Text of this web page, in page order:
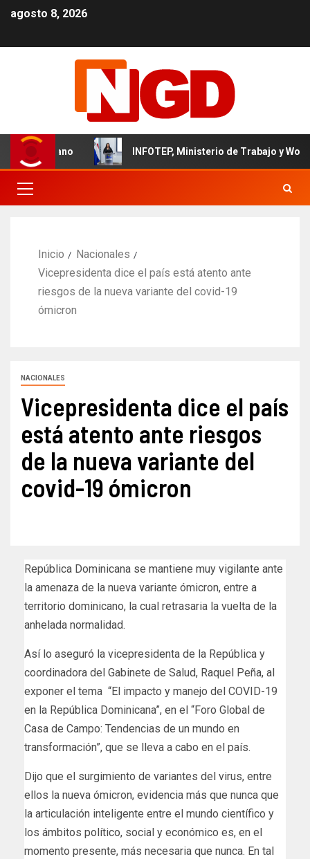
agosto 8, 2026
INFOTEP, Ministerio de Trabajo y World
Inicio
Nacionales
Vicepresidenta dice el país está atento ante
riesgos de la nueva variante del covid-19
ómicron
NACIONALES
Vicepresidenta dice el país
está atento ante riesgos
de la nueva variante del
covid-19 ómicron
República Dominicana se mantiene muy vigilante ante
la amenaza de la nueva variante ómicron, entre a
territorio dominicano, la cual retrasaria la vuelta de la
anhelada normalidad.
Así lo aseguró la vicepresidenta de la República y
coordinadora del Gabinete de Salud, Raquel Peña, al
exponer el tema “El impacto y manejo del COVID-19
en la República Dominicana”, en el “Foro Global de
Casa de Campo: Tendencias de un mundo en
transformación”, que se lleva a cabo en el país.
Dijo que el surgimiento de variantes del virus, entre
ellos la nueva ómicron, evidencia más que nunca que
la articulación inteligente entre el mundo científico y
los ámbitos político, social y económico es, en el
momento presente, más necesaria que nunca. En tal